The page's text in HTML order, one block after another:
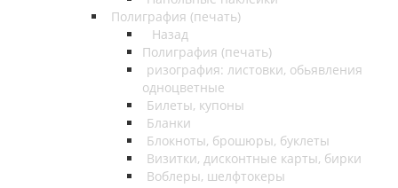
Полиграфия (печать)
Назад
Полиграфия (печать)
ризография: листовки, обьявления
одноцветные
Билеты, купоны
Бланки
Блокноты, брошюры, буклеты
Визитки, дисконтные карты, бирки
Воблеры, шелфтокеры